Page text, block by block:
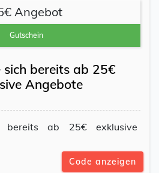
Angebot
Gutschein
sich bereits ab 25€
Angebote
bereits ab 25€ exklusive
Code anzeigen